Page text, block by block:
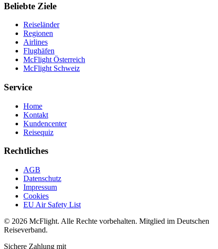
Beliebte Ziele
Reiseländer
Regionen
Airlines
Flughäfen
McFlight Österreich
McFlight Schweiz
Service
Home
Kontakt
Kundencenter
Reisequiz
Rechtliches
AGB
Datenschutz
Impressum
Cookies
EU Air Safety List
© 2026 McFlight. Alle Rechte vorbehalten. Mitglied im Deutschen
Reiseverband.
Sichere Zahlung mit